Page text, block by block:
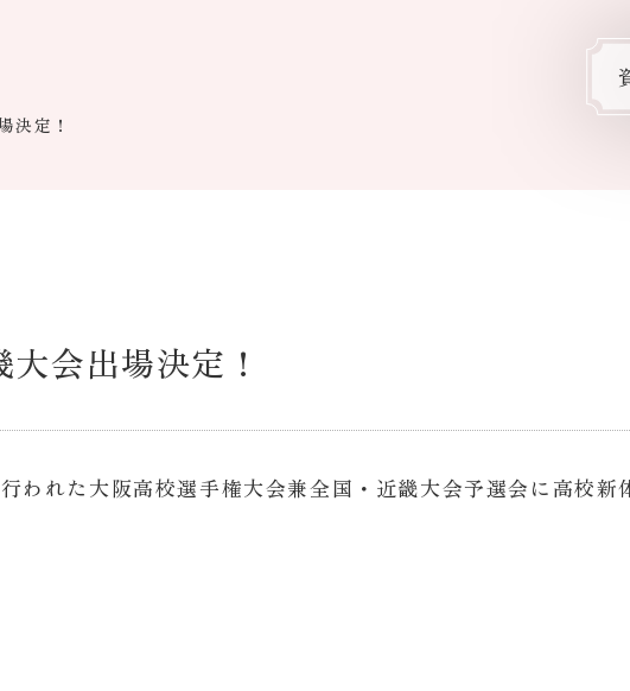
決定！
会出場決定！
われた大阪高校選手権大会兼全国・近畿大会予選会に高校新